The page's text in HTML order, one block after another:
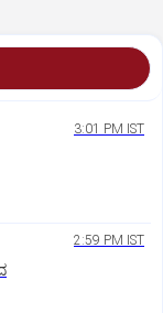
3:01 PM IST
2:59 PM IST